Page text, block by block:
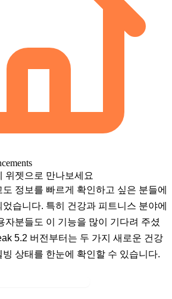
위젯으로 만나보세요
정보를 빠르게 확인하고 싶은 분들에
습니다. 특히 건강과 피트니스 분야에
자분들도 이 기능을 많이 기다려 주셨
5.2 버전부터는 두 가지 새로운 건강
상태를 한눈에 확인할 수 있습니다.